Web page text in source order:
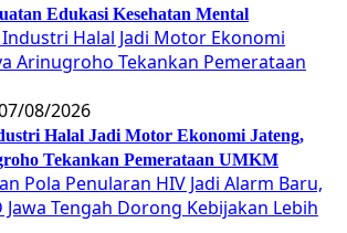
Edukasi Kesehatan Mental
08/2026
Halal Jadi Motor Ekonomi Jateng,
Tekankan Pemerataan UMKM